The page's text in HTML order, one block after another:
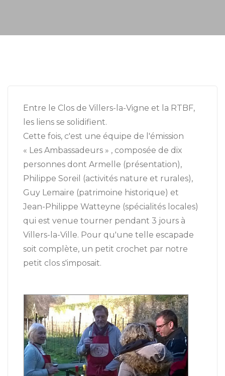
Entre le Clos de Villers-la-Vigne et la RTBF,
les liens se solidifient.
Cette fois, c'est une équipe de l'émission
« Les Ambassadeurs » , composée de dix
personnes dont Armelle (présentation),
Philippe Soreil (activités nature et rurales),
Guy Lemaire (patrimoine historique) et
Jean-Philippe Watteyne (spécialités locales)
qui est venue tourner pendant 3 jours à
Villers-la-Ville. Pour qu'une telle escapade
soit complète, un petit crochet par notre
petit clos s'imposait.